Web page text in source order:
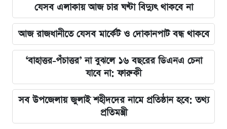
যেসব এলাকায় আজ চার ঘণ্টা বিদ্যুৎ থাকবে না
আজ রাজধানীতে যেসব মার্কেট ও দোকানপাট বন্ধ থাকবে
‘বাহাত্তর-পঁচাত্তর’ না বুঝলে ১৬ বছরের ডিএনএ চেনা
যাবে না: ফারুকী
সব উপজেলায় জুলাই শহীদদের নামে প্রতিষ্ঠান হবে: তথ্য
প্রতিমন্ত্রী